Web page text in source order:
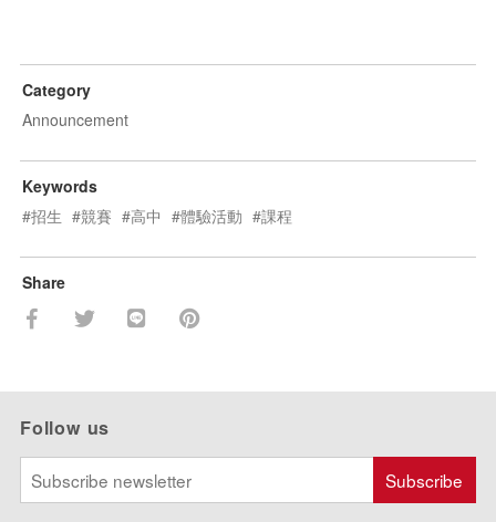
Category
Announcement
Keywords
#招生 #競賽 #高中 #體驗活動 #課程
Share
Follow us